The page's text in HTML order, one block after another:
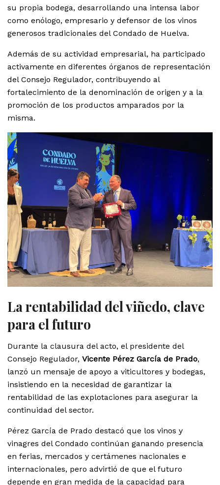
su propia bodega, desarrollando una intensa labor
como enólogo, empresario y defensor de los vinos
generosos tradicionales del Condado de Huelva.
Además de su actividad empresarial, ha participado
activamente en diferentes órganos de representación
del Consejo Regulador, contribuyendo al
fortalecimiento de la denominación de origen y a la
promoción de los productos amparados por la
misma.
La rentabilidad del viñedo, clave
para el futuro
Durante la clausura del acto, el presidente del
Consejo Regulador, Vicente Pérez García de Prado,
lanzó un mensaje de apoyo a viticultores y bodegas,
insistiendo en la necesidad de garantizar la
rentabilidad de las explotaciones para asegurar la
continuidad del sector.
Pérez García de Prado destacó que los vinos y
vinagres del Condado continúan ganando presencia
en ferias, mercados y certámenes nacionales e
internacionales, pero advirtió de que el futuro
depende en gran medida de la capacidad para